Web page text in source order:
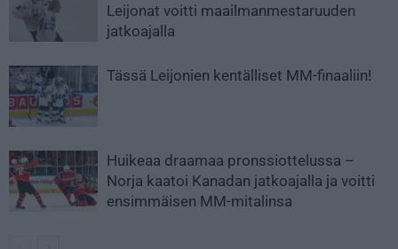
Leijonat voitti maailmanmestaruuden
jatkoajalla
Tässä Leijonien kentälliset MM-finaaliin!
Huikeaa draamaa pronssiottelussa –
Norja kaatoi Kanadan jatkoajalla ja voitti
ensimmäisen MM-mitalinsa